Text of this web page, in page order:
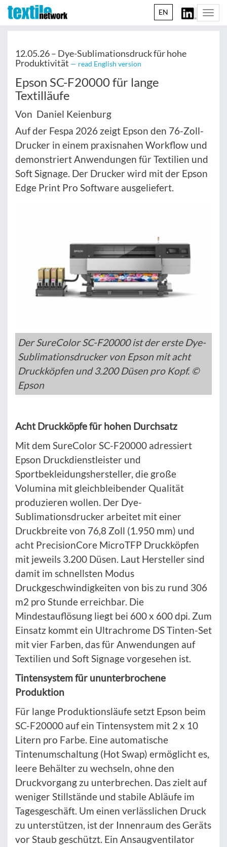
EN
12.05.26 – Dye-Sublimationsdruck für hohe
Produktivität — read English version
Epson SC-F20000 für lange
Textilläufe
Von Daniel Keienburg
Auf der Fespa 2026 zeigt Epson den 76-Zoll-
Drucker in einem praxisnahen Workflow und
demonstriert Anwendungen für Textilien und
Soft Signage. Der Drucker wird mit der Epson
Edge Print Pro Software ausgeliefert.
Der SureColor SC-F20000 ist der erste Dye-
Sublimationsdrucker von Epson mit acht
Druckköpfen und 3.200 Düsen pro Kopf. ©
Epson
Acht Druckköpfe für hohen Durchsatz
Mit dem SureColor SC-F20000 adressiert
Epson Druckdienstleister und
Sportbekleidungshersteller, die große
Volumina mit gleichbleibender Qualität
produzieren wollen. Der Dye-
Sublimationsdrucker arbeitet mit einer
Druckbreite von 76,8 Zoll (1.950 mm) und
acht PrecisionCore MicroTFP Druckköpfen
mit jeweils 3.200 Düsen. Laut Hersteller sind
damit im schnellsten Modus
Druckgeschwindigkeiten von bis zu rund 306
m2 pro Stunde erreichbar. Die
Mindestauflösung liegt bei 600 x 600 dpi. Zum
Einsatz kommt ein Ultrachrome DS Tinten-Set
mit vier Farben, das für Anwendungen auf
Textilien und Soft Signage vorgesehen ist.
Tintensystem für ununterbrochene
Produktion
Für lange Produktionsläufe setzt Epson beim
SC-F20000 auf ein Tintensystem mit 2 x 10
Litern pro Farbe. Eine automatische
Tintenumschaltung (Hot Swap) ermöglicht es,
leere Behälter zu wechseln, ohne den
Druckvorgang zu unterbrechen. Das zielt auf
weniger Stillstände und stabile Abläufe im
Tagesgeschäft. Um einen verlässlichen Druck
zu unterstützen, ist der Innenraum des Geräts
vor Staub geschützt. Ein Ansaugventilator